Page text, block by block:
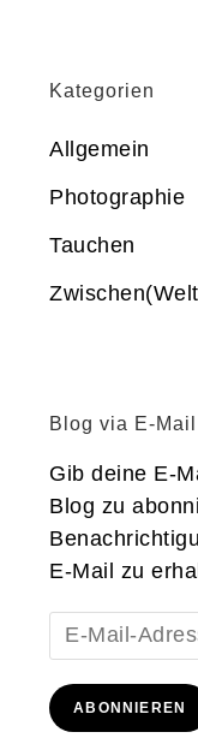
Kategorien
Allgemein
Photographie
Tauchen
Blog via E-
Gib deine E-
Blog zu
E-Mail zu
E-
Mail-
Adresse
ABONNIEREN